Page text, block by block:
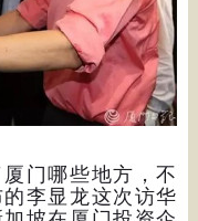
门哪些地方，不
李显龙这次访华